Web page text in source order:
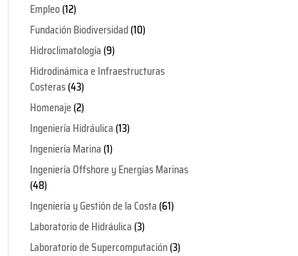
Empleo(12)
Fundación Biodiversidad(10)
Hidroclimatología (9)
Hidrodinámica e Infraestructuras
Costeras(43)
Homenaje(2)
Ingeniería Hidráulica (13)
Ingeniería Marina (1)
Ingeniería Offshore y Energías Marinas
(48)
Ingeniería y Gestión de la Costa (61)
Laboratorio de Hidráulica (3)
Laboratorio de Supercomputación(3)